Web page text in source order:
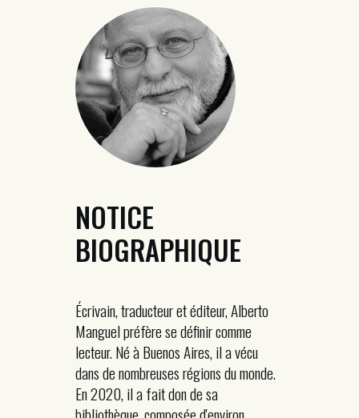
NOTICE
BIOGRAPHIQUE
Écrivain, traducteur et éditeur, Alberto
Manguel préfère se définir comme
lecteur. Né à Buenos Aires, il a vécu
dans de nombreuses régions du monde.
En 2020, il a fait don de sa